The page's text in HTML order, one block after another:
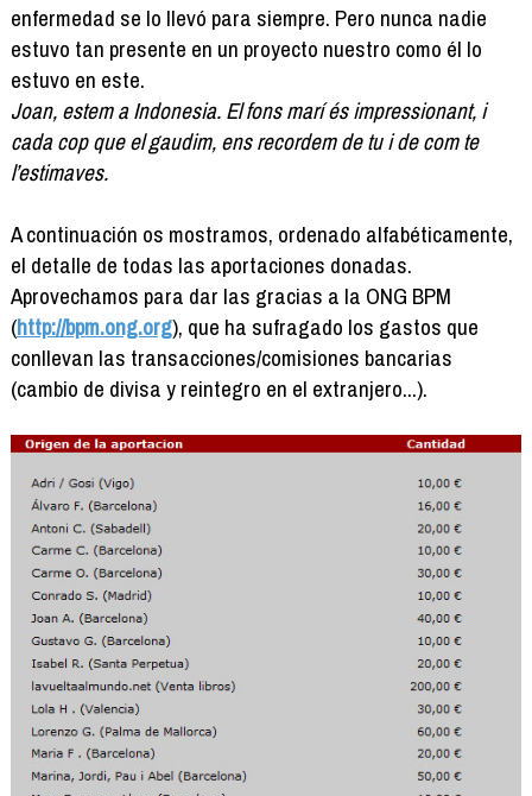
enfermedad se lo llevó para siempre. Pero nunca nadie
estuvo tan presente en un proyecto nuestro como él lo
estuvo en este.
Joan, estem a Indonesia. El fons marí és impressionant, i
cada cop que el gaudim, ens recordem de tu i de com te
l’estimaves.
A continuación os mostramos, ordenado alfabéticamente,
el detalle de todas las aportaciones donadas.
Aprovechamos para dar las gracias a la ONG BPM
(http://bpm.ong.org), que ha sufragado los gastos que
conllevan las transacciones/comisiones bancarias
(cambio de divisa y reintegro en el extranjero...).